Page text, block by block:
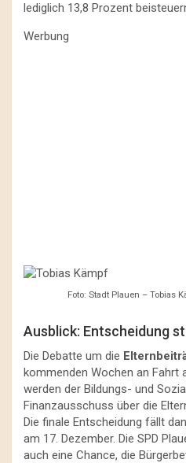
lediglich 13,8 Prozent
Werbung
Foto: Stadt Plauen – Tobias
Ausblick: Entscheidung
Die Debatte um die
kommenden Wochen an Fahrt
werden der Bildungs- und
Finanzausschuss über die
Die finale Entscheidung fällt
am 17. Dezember. Die SPD
auch eine Chance, die